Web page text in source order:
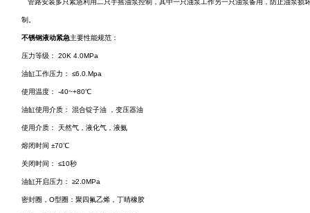
管路安装多只紧急利用二只手摇油泵控制，其中一只油泵工作另一只油泵备用，防止油泵
制。
不锈钢液动紧急主要性能规范：
压力等级： 20K 4.0MPa
油缸工作压力： ≤6.0.Mpa
使用温度： -40~+80℃
油缸使用介质： 混合锭子油 ，变压器油
使用介质： 天然气，液化气，液氨
熔闭时间 ±70℃
关闭时间： ≤10秒
油缸开启压力： ≥2.0MPa
密封圈，O型圈：聚四氟乙烯，丁晴橡胶